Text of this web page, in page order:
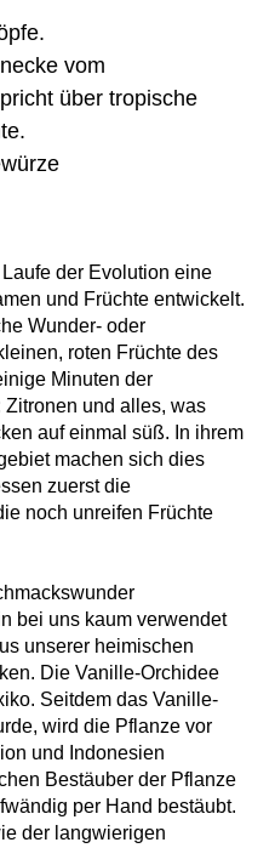
vom
über tropische
der Evolution eine
und Früchte entwickelt.
Wunder- oder
roten Früchte des
Minuten der
und alles, was
auf einmal süß. In ihrem
machen sich dies
zuerst die
noch unreifen Früchte
bei uns kaum verwendet
unserer heimischen
Die Vanille-Orchidee
Seitdem das Vanille-
wird die Pflanze vor
und Indonesien
Bestäuber der Pflanze
per Hand bestäubt.
der langwierigen